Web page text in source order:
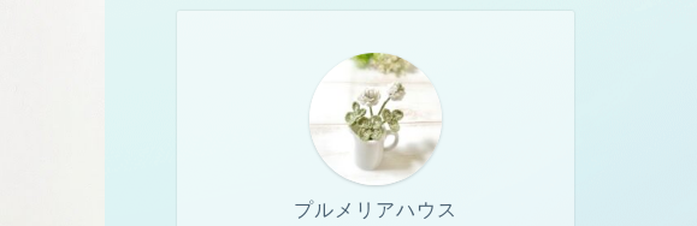
プルメリアハウス